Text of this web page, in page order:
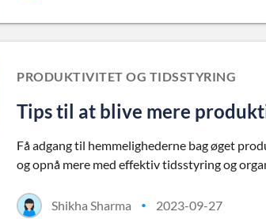
PRODUKTIVITET OG TIDSSTYRING
Tips til at blive mere
Få adgang til hemmelighederne bag øget
og opnå mere med effektiv tidsstyring og
Shikha Sharma • 2023-09-27